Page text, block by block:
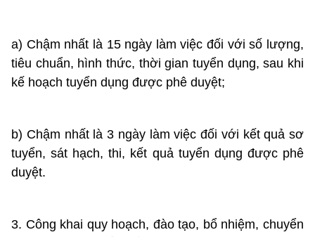
a) Chậm nhất là 15 ngày làm việc đối với số lượng,
tiêu chuẩn, hình thức, thời gian tuyển dụng, sau khi
kế hoạch tuyển dụng được phê duyệt;
b) Chậm nhất là 3 ngày làm việc đối với kết quả sơ
tuyển, sát hạch, thi, kết quả tuyển dụng được phê
duyệt.
3. Công khai quy hoạch, đào tạo, bổ nhiệm, chuyển